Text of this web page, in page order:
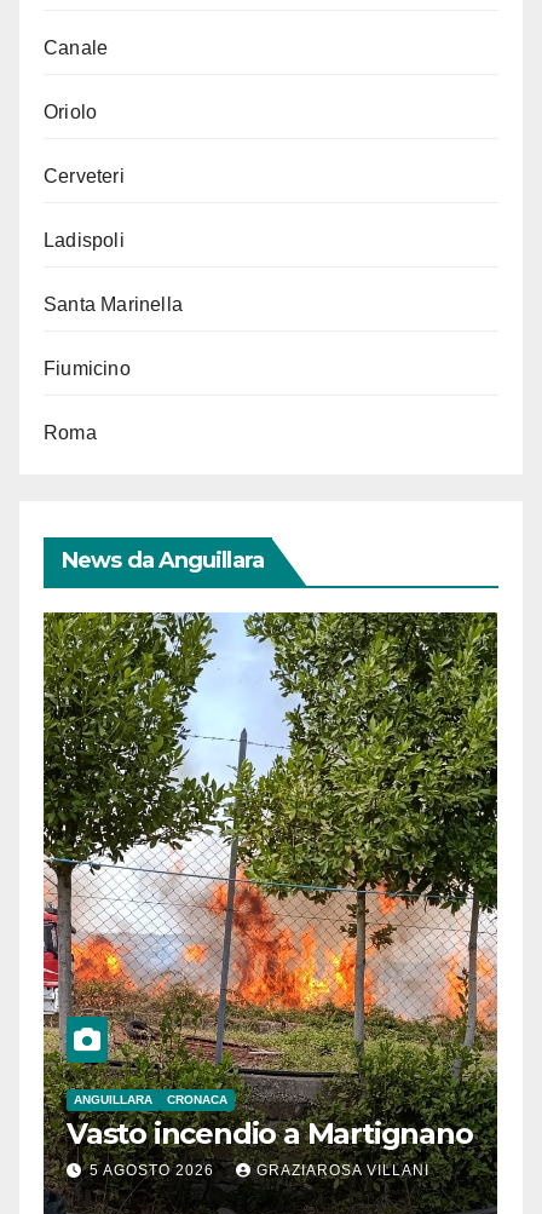
Canale
Oriolo
Cerveteri
Ladispoli
Santa Marinella
Fiumicino
Roma
News da Anguillara
ANGUILLARA CRONACA
Vasto incendio a Martignano
5 AGOSTO 2026 GRAZIAROSA VILLANI